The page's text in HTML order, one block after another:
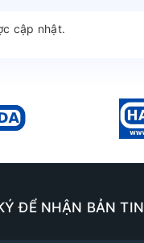
cập nhật.
ĐỂ NHẬN BẢN TIN